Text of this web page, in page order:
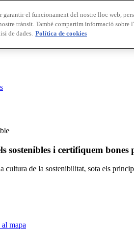
sostenibles i certifiquem bones
cultura de la sostenibilitat, sota els
mapa
garantir el funcionament del nostre lloc web,
trànsit. També compartim informació sobre
de dades. Política de cookies